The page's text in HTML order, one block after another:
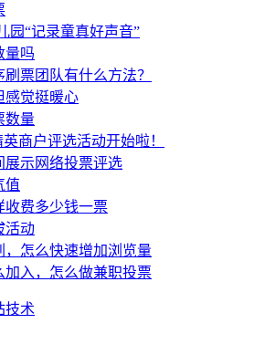
园“记录童真好声音”
量吗
票团队有什么方法？
感觉挺暖心
数量
商户评选活动开始啦！
展示网络投票评选
值
收费多少钱一票
活动
，怎么快速增加浏览量
加入，怎么做兼职投票
技术